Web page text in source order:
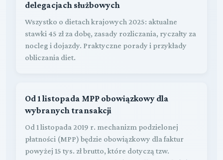
delegacjach służbowych
Wszystko o dietach krajowych 2025: aktualne
stawki 45 zł za dobę, zasady rozliczania, ryczałty za
nocleg i dojazdy. Praktyczne porady i przykłady
obliczania diet.
Od 1 listopada MPP obowiązkowy dla
wybranych transakcji
Od 1 listopada 2019 r. mechanizm podzielonej
płatności (MPP) będzie obowiązkowy dla faktur
powyżej 15 tys. zł brutto, które dotyczą tzw.